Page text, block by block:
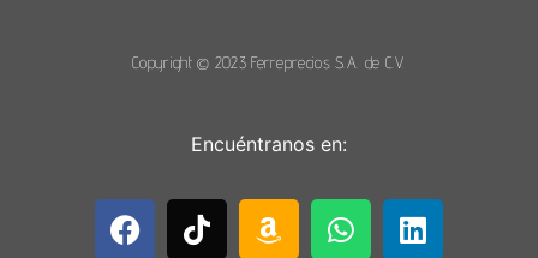
Copyright © 2023 Ferreprecios S.A. de C.V.
Encuéntranos en: